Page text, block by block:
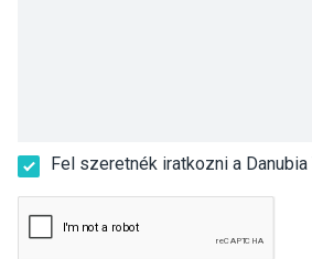
Fel szeretnék iratkozni a